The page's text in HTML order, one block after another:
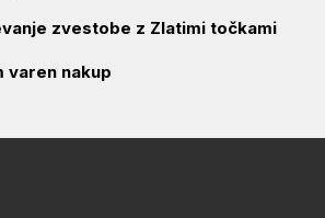
zvestobe z Zlatimi točkami
varen nakup